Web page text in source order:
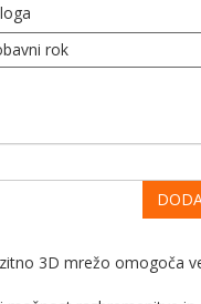
rok
3D mrežo omogoča